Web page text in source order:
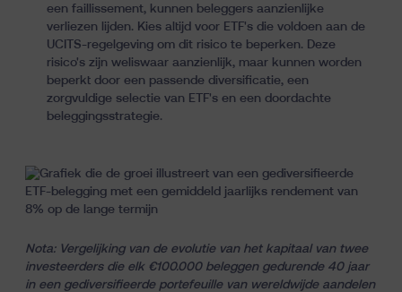
een faillissement, kunnen beleggers aanzienlijke
verliezen lijden. Kies altijd voor ETF's die voldoen aan de
UCITS-regelgeving om dit risico te beperken. Deze
risico's zijn weliswaar aanzienlijk, maar kunnen worden
beperkt door een passende diversificatie, een
zorgvuldige selectie van ETF's en een doordachte
beleggingsstrategie.
Nota: Vergelijking van de evolutie van het kapitaal van twee
investeerders die elk €100.000 beleggen gedurende 40 jaar
in een gediversifieerde portefeuille van wereldwijde aandelen